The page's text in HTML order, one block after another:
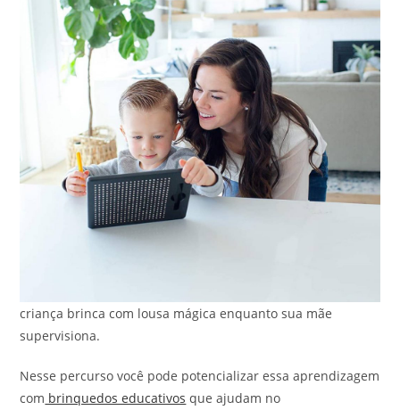
criança brinca com lousa mágica enquanto sua mãe
supervisiona.
Nesse percurso você pode potencializar essa aprendizagem
com brinquedos educativos que ajudam no